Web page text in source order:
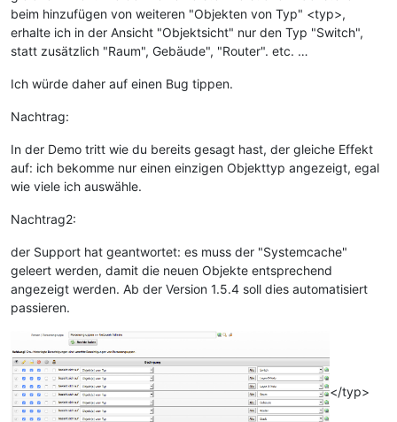
beim hinzufügen von weiteren "Objekten von Typ" <typ>,
erhalte ich in der Ansicht "Objektsicht" nur den Typ "Switch",
statt zusätzlich "Raum", Gebäude", "Router". etc. …
Ich würde daher auf einen Bug tippen.
Nachtrag:
In der Demo tritt wie du bereits gesagt hast, der gleiche Effekt
auf: ich bekomme nur einen einzigen Objekttyp angezeigt, egal
wie viele ich auswähle.
Nachtrag2:
der Support hat geantwortet: es muss der "Systemcache"
geleert werden, damit die neuen Objekte entsprechend
angezeigt werden. Ab der Version 1.5.4 soll dies automatisiert
passieren.
</typ>